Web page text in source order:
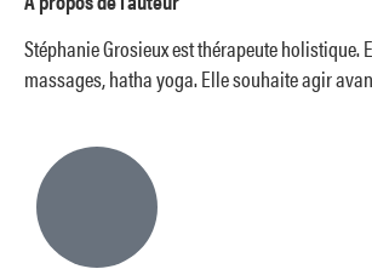
Stéphanie Grosieux est thérapeute
massages, hatha yoga. Elle souhaite agir